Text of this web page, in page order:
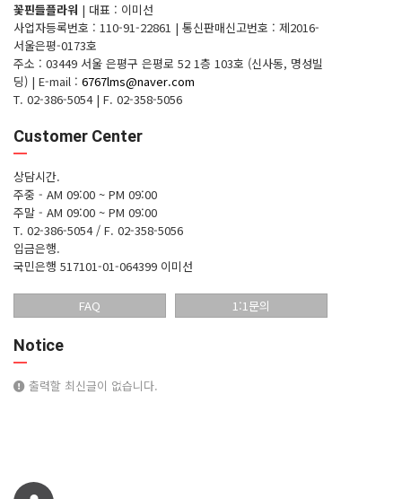
꽃핀들플라워 | 대표 : 이미선
사업자등록번호 : 110-91-22861 | 통신판매신고번호 : 제2016-
서울은평-0173호
주소 : 03449 서울 은평구 은평로 52 1층 103호 (신사동, 명성빌
딩) | E-mail : 6767lms@naver.com
T. 02-386-5054 | F. 02-358-5056
Customer Center
상담시간.
주중 - AM 09:00 ~ PM 09:00
주말 - AM 09:00 ~ PM 09:00
T. 02-386-5054 / F. 02-358-5056
입금은행.
국민은행 517101-01-064399 이미선
FAQ 1:1문의
Notice
출력할 최신글이 없습니다.